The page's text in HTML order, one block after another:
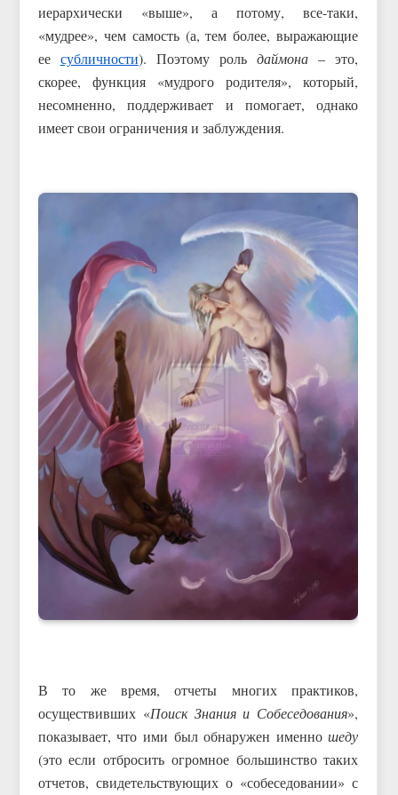
иерархически «выше», а потому, все-таки,
«мудрее», чем самость (а, тем более, выражающие
ее субличности). Поэтому рольдаймона – это,
скорее, функция «мудрого родителя», который,
несомненно, поддерживает и помогает, однако
имеет свои ограничения и заблуждения.
В то же время, отчеты многих практиков,
осуществивших «Поиск Знания и Собеседования»,
показывает, что ими был обнаружен именношеду
(это если отбросить огромное большинство таких
отчетов, свидетельствующих о «собеседовании» с